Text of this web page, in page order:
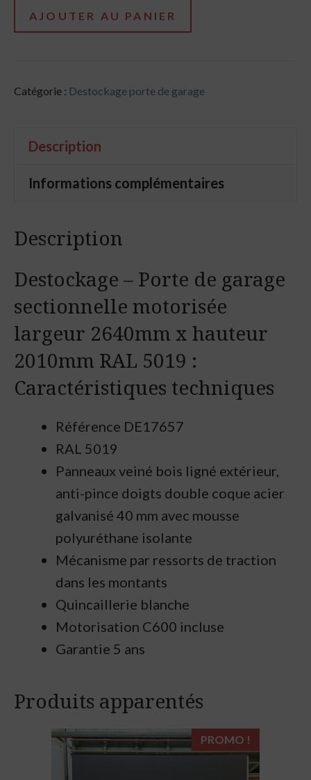
quantité
de
Porte
garage
motorisée
2640mm
hauteur
2010mm
5019
AJOUTER AU PANIER
Catégorie : Destockage porte de garage
Description
Informations complémentaires
Description
Destockage – Porte de garage
sectionnelle motorisée
largeur 2640mm x hauteur
2010mm RAL 5019 :
Caractéristiques techniques
Référence DE17657
RAL 5019
Panneaux veiné bois ligné extérieur,
anti-pince doigts double coque acier
galvanisé 40 mm avec mousse
polyuréthane isolante
Mécanisme par ressorts de traction
dans les montants
Quincaillerie blanche
Motorisation C600 incluse
Garantie 5 ans
Produits apparentés
PROMO !